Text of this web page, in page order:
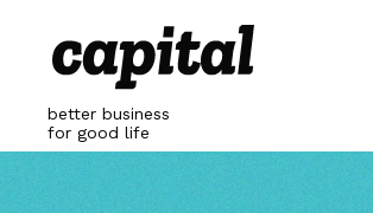
content
better business
for good life